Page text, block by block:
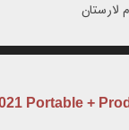
Portable +